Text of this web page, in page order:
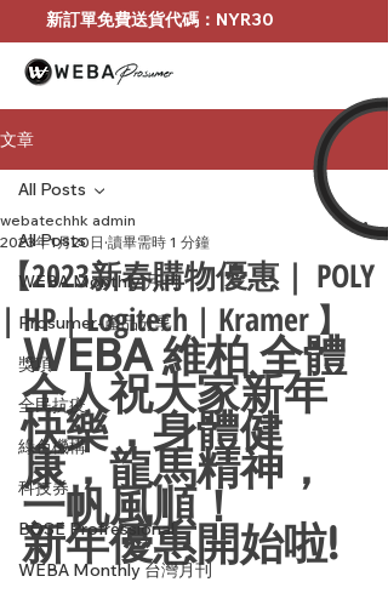
新訂單免費送貨代碼：NYR30
文章
All Posts
WEBA Monthly 月刊
Prosumer-產品分享
獎項
全民抗疫
綠色機構
科技券
BOSE Profressional
WEBA Monthly 台灣月刊
All Posts
【2023新春購物優惠｜ POLY
| HP | Logitech | Kramer 】
webatechhk admin
2023年1月20日 讀畢需時 1 分鐘
WEBA 維柏 全體
仝人祝大家新年
快樂，身體健
康，龍馬精神，
一帆風順！
新年優惠開始啦!